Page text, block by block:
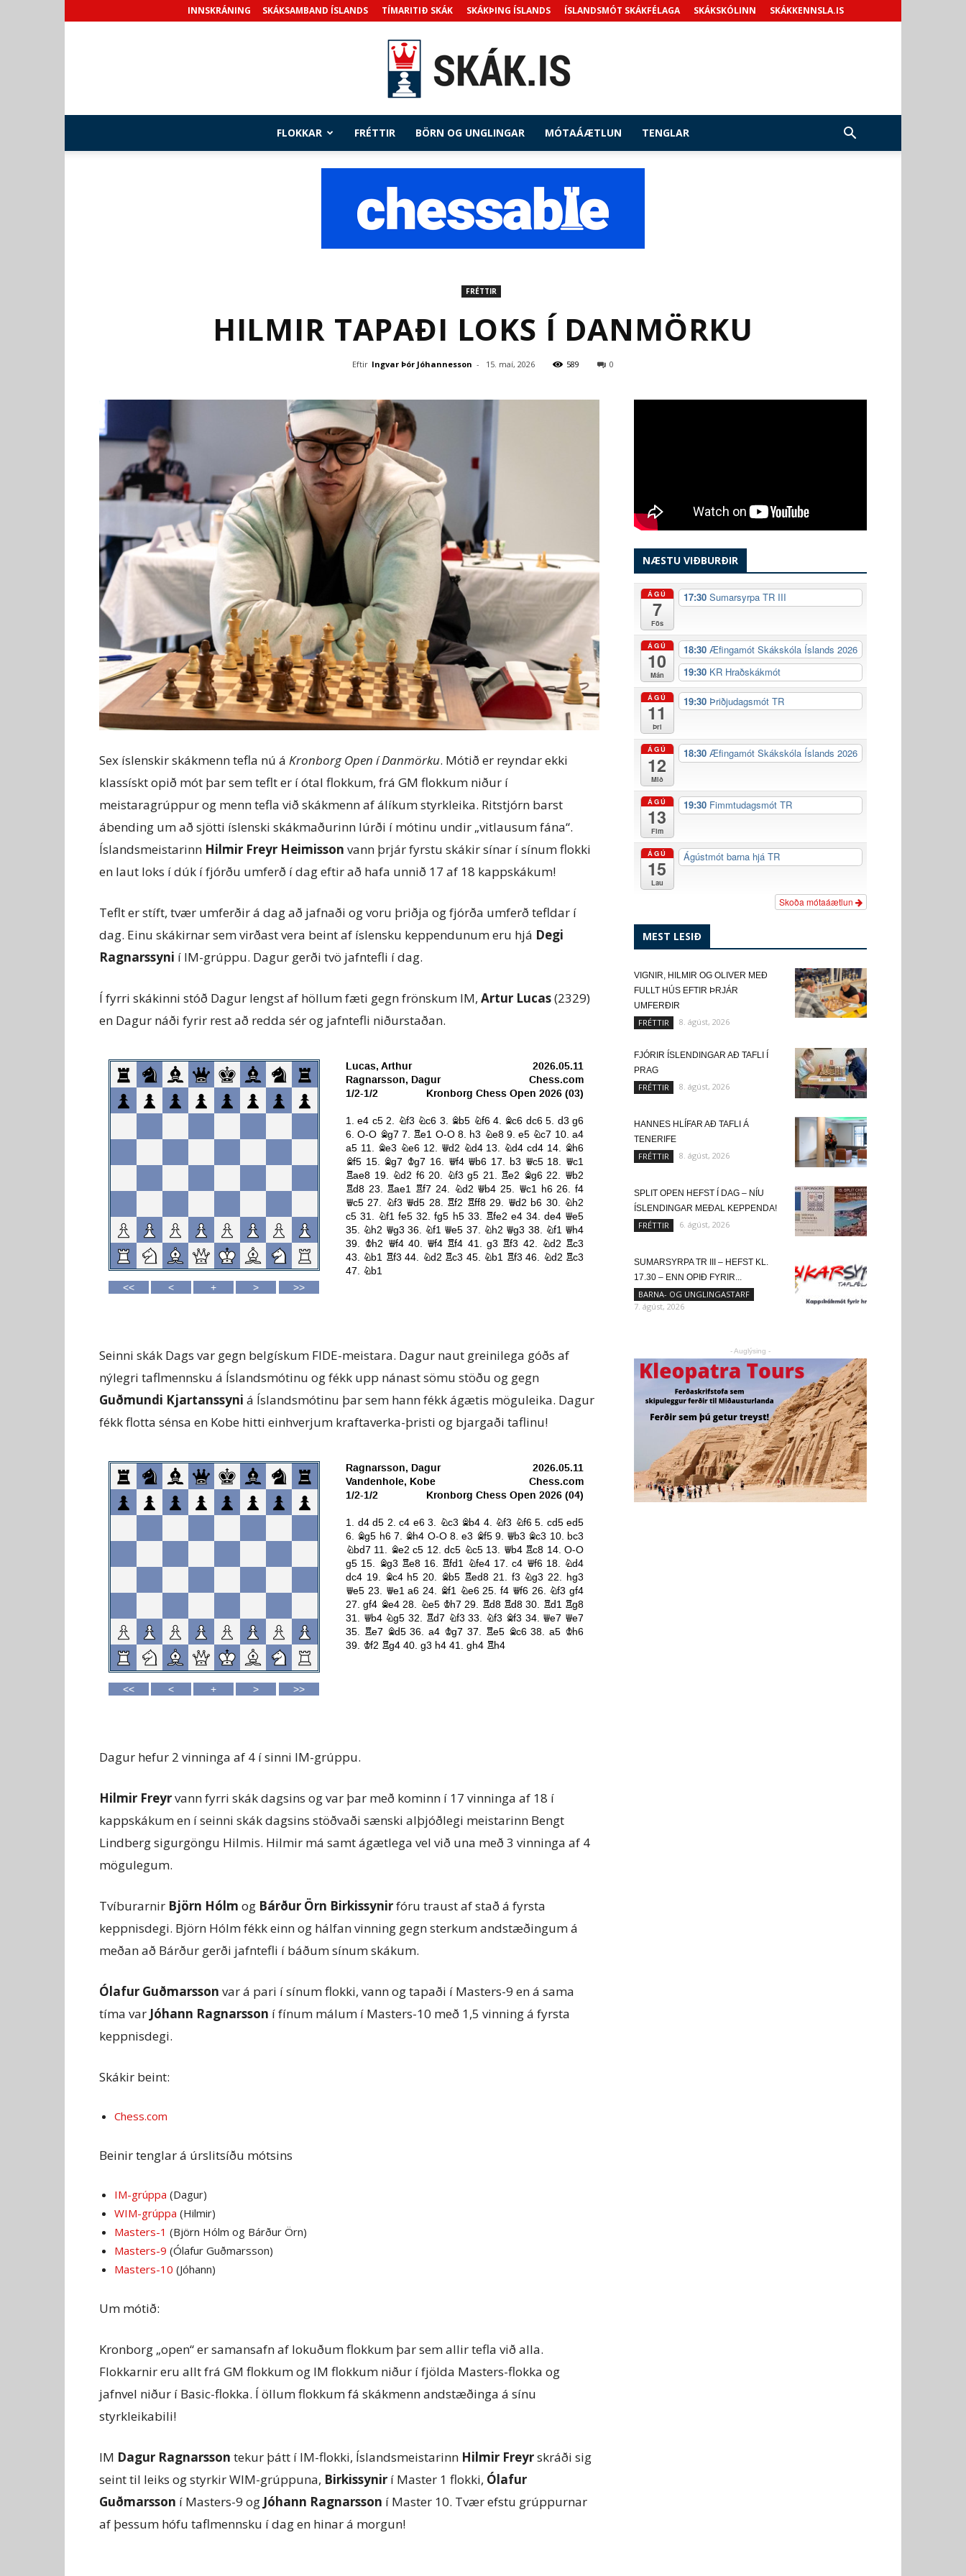
INNSKRÁNING SKÁKSAMBAND ÍSLANDS TÍMARITIÐ SKÁK SKÁKÞING ÍSLANDS ÍSLANDSMÓT SKÁKFÉLAGA SKÁKSKÓLINN SKÁKKENNSLA.IS
FLOKKAR FRÉTTIR BÖRN OG UNGLINGAR MÓTAÁÆTLUN TENGLAR
FRÉTTIR
HILMIR TAPAÐI LOKS Í DANMÖRKU
Eftir Ingvar Þór Jóhannesson - 15. maí, 2026 589 0
Sex íslenskir skákmenn tefla nú á Kronborg Open í Danmörku. Mótið er reyndar ekki
klassískt opið mót þar sem teflt er í ótal flokkum, frá GM flokkum niður í
meistaragrúppur og menn tefla við skákmenn af álíkum styrkleika. Ritstjórn barst
ábending um að sjötti íslenski skákmaðurinn lúrði í mótinu undir „vitlausum fána“.
Íslandsmeistarinn Hilmir Freyr Heimisson vann þrjár fyrstu skákir sínar í sínum flokki
en laut loks í dúk í fjórðu umferð í dag eftir að hafa unnið 17 af 18 kappskákum!
Teflt er stíft, tvær umferðir á dag að jafnaði og voru þriðja og fjórða umferð tefldar í
dag. Einu skákirnar sem virðast vera beint af íslensku keppendunum eru hjá Degi
Ragnarssyni í IM-grúppu. Dagur gerði tvö jafntefli í dag.
Í fyrri skákinni stóð Dagur lengst af höllum fæti gegn frönskum IM, Artur Lucas(2329)
en Dagur náði fyrir rest að redda sér og jafntefli niðurstaðan.
Seinni skák Dags var gegn belgískum FIDE-meistara. Dagur naut greinilega góðs af
nýlegri taflmennsku á Íslandsmótinu og fékk upp nánast sömu stöðu og gegn
Guðmundi Kjartanssyni á Íslandsmótinu þar sem hann fékk ágætis möguleika. Dagur
fékk flotta sénsa en Kobe hitti einhverjum kraftaverka-þristi og bjargaði taflinu!
Dagur hefur 2 vinninga af 4 í sinni IM-grúppu.
Hilmir Freyrvann fyrri skák dagsins og var þar með kominn í 17 vinninga af 18 í
kappskákum en í seinni skák dagsins stöðvaði sænski alþjóðlegi meistarinn Bengt
Lindberg sigurgöngu Hilmis. Hilmir má samt ágætlega vel við una með 3 vinninga af 4
mögulegum.
Tvíburarnir Björn Hólm og Bárður Örn Birkissynirfóru traust af stað á fyrsta
keppnisdegi. Björn Hólm fékk einn og hálfan vinning gegn sterkum andstæðingum á
meðan að Bárður gerði jafntefli í báðum sínum skákum.
Ólafur Guðmarsson var á pari í sínum flokki, vann og tapaði í Masters-9 en á sama
tíma var Jóhann Ragnarsson í fínum málum í Masters-10 með 1,5 vinning á fyrsta
keppnisdegi.
Skákir beint:
Chess.com
Beinir tenglar á úrslitsíðu mótsins
IM-grúppa (Dagur)
WIM-grúppa (Hilmir)
Masters-1 (Björn Hólm og Bárður Örn)
Masters-9 (Ólafur Guðmarsson)
Masters-10 (Jóhann)
Um mótið:
Kronborg „open“ er samansafn af lokuðum flokkum þar sem allir tefla við alla.
Flokkarnir eru allt frá GM flokkum og IM flokkum niður í fjölda Masters-flokka og
jafnvel niður í Basic-flokka. Í öllum flokkum fá skákmenn andstæðinga á sínu
styrkleikabili!
IM Dagur Ragnarsson tekur þátt í IM-flokki, Íslandsmeistarinn Hilmir Freyrskráði sig
seint til leiks og styrkir WIM-grúppuna, Birkissynir í Master 1 flokki, Ólafur
Guðmarsson í Masters-9 og Jóhann Ragnarsson í Master 10. Tvær efstu grúppurnar
af þessum hófu taflmennsku í dag en hinar á morgun!
NÆSTU VIÐBURÐIR
ÁGÚ
7
Fös
17:30 Sumarsyrpa TR III
ÁGÚ
10
Mán
18:30 Æfingamót Skákskóla Íslands 2026
19:30 KR Hraðskákmót
ÁGÚ
11
Þri
19:30 Þriðjudagsmót TR
ÁGÚ
12
Mið
18:30 Æfingamót Skákskóla Íslands 2026
ÁGÚ
13
Fim
19:30 Fimmtudagsmót TR
ÁGÚ
15
Lau
Ágústmót barna hjá TR
Skoða mótaáætlun
MEST LESIÐ
VIGNIR, HILMIR OG OLIVER MEÐ
FULLT HÚS EFTIR ÞRJÁR
UMFERÐIR
FRÉTTIR 8. ágúst, 2026
FJÓRIR ÍSLENDINGAR AÐ TAFLI Í
PRAG
FRÉTTIR 8. ágúst, 2026
HANNES HLÍFAR AÐ TAFLI Á
TENERIFE
FRÉTTIR 8. ágúst, 2026
SPLIT OPEN HEFST Í DAG – NÍU
ÍSLENDINGAR MEÐAL KEPPENDA!
FRÉTTIR 6. ágúst, 2026
SUMARSYRPA TR III – HEFST KL.
17.30 – ENN OPIÐ FYRIR...
BARNA- OG UNGLINGASTARF
7. ágúst, 2026
- Auglýsing -